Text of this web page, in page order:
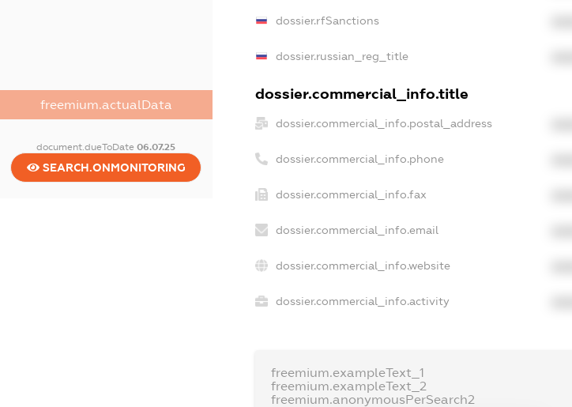
freemium.actualData
document.dueToDate06.07.25
SEARCH.ONMONITORING
dossier.rfSanctions
dossier.russian_reg_title
dossier.commercial_info.title
dossier.commercial_info.postal_address
dossier.commercial_info.phone
dossier.commercial_info.fax
dossier.commercial_info.email
dossier.commercial_info.website
dossier.commercial_info.activity
freemium.exampleText_1
freemium.exampleText_2
freemium.anonymousPerSearch2